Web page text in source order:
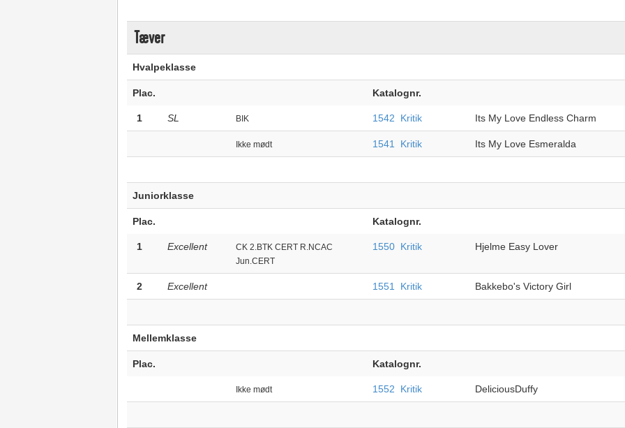
Tæver
Hvalpeklasse
Plac. Katalognr.
1 SL BIK 1542 Kritik Its My Love Endless Charm
Ikke mødt 1541 Kritik Its My Love Esmeralda
Juniorklasse
Plac. Katalognr.
1 Excellent
CK 2.BTK CERT R.NCAC
Jun.CERT
1550 Kritik Hjelme Easy Lover
2 Excellent 1551 Kritik Bakkebo's Victory Girl
Mellemklasse
Plac. Katalognr.
Ikke mødt 1552 Kritik DeliciousDuffy